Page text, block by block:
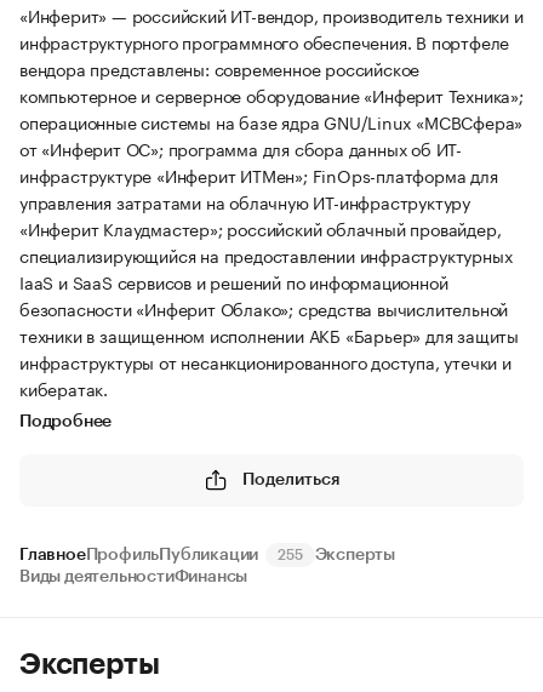
«Инферит» — российский ИТ-вендор, производитель техники и
инфраструктурного программного обеспечения. В портфеле
вендора представлены: современное российское
компьютерное и серверное оборудование «Инферит Техника»;
операционные системы на базе ядра GNU/Linux «МСВСфера»
от «Инферит ОС»; программа для сбора данных об ИТ-
инфраструктуре «Инферит ИТМен»; FinOps-платформа для
управления затратами на облачную ИТ-инфраструктуру
«Инферит Клаудмастер»; российский облачный провайдер,
специализирующийся на предоставлении инфраструктурных
IaaS и SaaS сервисов и решений по информационной
безопасности «Инферит Облако»; средства вычислительной
техники в защищенном исполнении АКБ «Барьер» для защиты
инфраструктуры от несанкционированного доступа, утечки и
кибератак.
Подробнее
Поделиться
ГлавноеПрофиль Публикации 255
Эксперты
Виды деятельностиФинансы
Эксперты